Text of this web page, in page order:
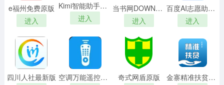
e福州免费原版
进入
Kimi智能助手最新版
进入
当书网DOWNBOOK安卓免费版
进入
百度AI志愿助手手机最新版
进入
四川人社最新版
空调万能遥控器王安卓版
奇式网盾原版
金寨精准扶贫大数据平台正版